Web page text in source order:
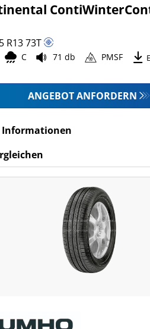
R1373T
C 71 db PMSF
ANGEBOT ANFORDERN
Informationen